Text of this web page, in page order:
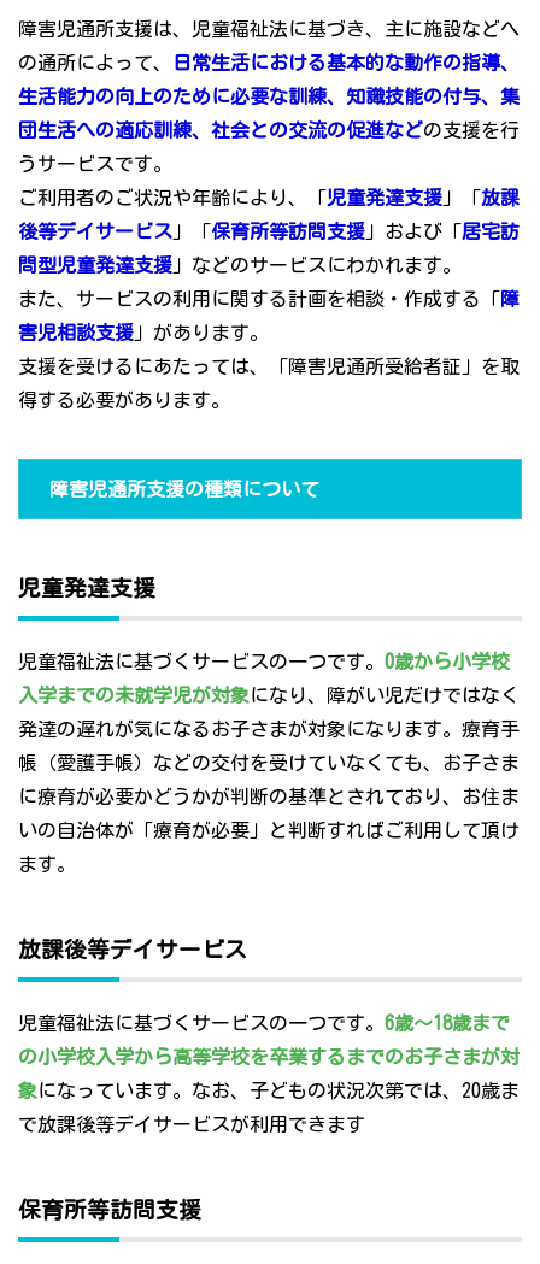
障害児通所支援は、児童福祉法に基づき、主に施設などへ
の通所によって、
日常生活における基本的な動作の指導、
生活能力の向上のために必要な訓練、知識技能の付与、集
団生活への適応訓練、社会との交流の促進などの支援を行
うサービスです。
ご利用者のご状況や年齢により、「児童発達支援 」「放課
後等デイサービス 」「保育所等訪問支援 」および「居宅訪
問型児童発達支援 」などのサービスにわかれます。
また、サービスの利用に関する計画を相談・作成する「障
害児相談支援 」があります。
支援を受けるにあたっては、「障害児通所受給者証」を取
得する必要があります。
障害児通所支援の種類について
児童発達支援
児童福祉法に基づくサービスの一つです。 0歳から小学校
入学までの未就学児が対象になり、障がい児だけではなく
発達の遅れが気になるお子さまが対象になります。療育手
帳（愛護手帳）などの交付を受けていなくても、お子さま
に療育が必要かどうかが判断の基準とされており、お住ま
いの自治体が「療育が必要」と判断すればご利用して頂け
ます。
放課後等デイサービス
児童福祉法に基づくサービスの一つです。 6歳～18歳まで
の小学校入学から高等学校を卒業するまでのお子さまが対
象になっています。なお、子どもの状況次第では、20歳ま
で放課後等デイサービスが利用できます
保育所等訪問支援